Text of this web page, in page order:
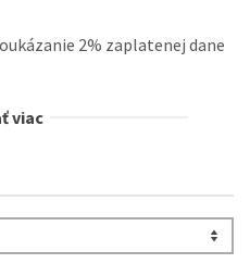
2% zaplatenej dane
viac